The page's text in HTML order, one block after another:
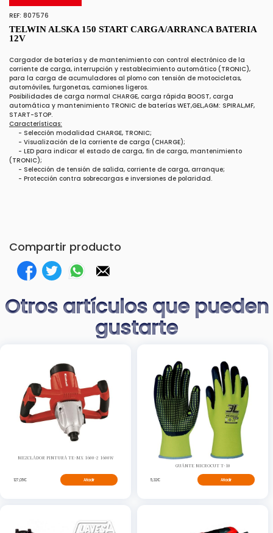
REF: 807576
TELWIN ALSKA 150 START CARGA/ARRANCA BATERIA
12V
Cargador de baterías y de mantenimiento con control electrónico de la
corriente de carga, interrupción y restablecimiento automático (TRONIC),
para la carga de acumuladores al plomo con tensión de motocicletas,
automóviles, furgonetas, camiones ligeros.
Posibilidades de carga normal CHARGE, carga rápida BOOST, carga
automática y mantenimiento TRONIC de baterías WET,GEL,AGM: SPIRAL,MF,
START-STOP.
Características:
- Selección modalidad CHARGE, TRONIC;
- Visualización de la corriente de carga (CHARGE);
- LED para indicar el estado de carga, fin de carga, mantenimiento
(TRONIC);
- Selección de tensión de salida, corriente de carga, arranque;
- Protección contra sobrecargas e inversiones de polaridad.
Compartir producto
Otros artículos que pueden
gustarte
MEZCLADOR PINTURA TE-MX 1600-2 1600W
127,05€ Añadir
GUANTE MICROCUT T-10
5,32€ Añadir